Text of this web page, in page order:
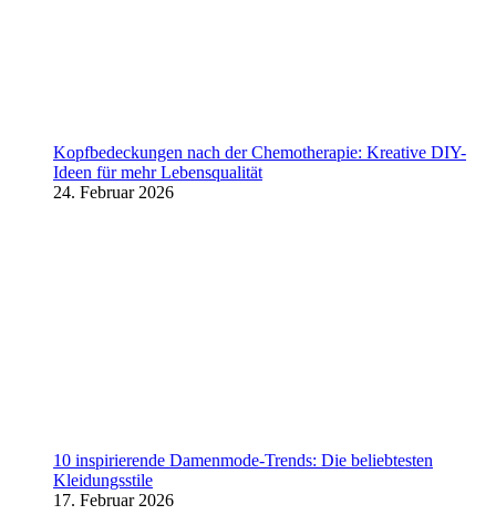
Kopfbedeckungen nach der Chemotherapie: Kreative DIY-
Ideen für mehr Lebensqualität
24. Februar 2026
10 inspirierende Damenmode-Trends: Die beliebtesten
Kleidungsstile
17. Februar 2026